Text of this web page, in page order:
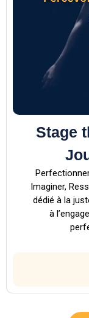
Stage
Imaginer,
dédié à la
à